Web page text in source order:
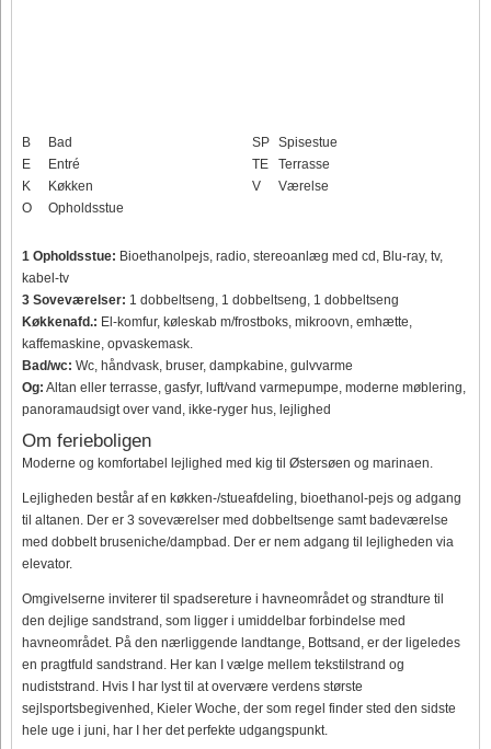
B
Bad
E
Entré
K
Køkken
O
Opholdsstue
SP Spisestue
TE
Terrasse
V
Værelse
1 Opholdsstue: Bioethanolpejs, radio, stereoanlæg med cd, Blu-ray, tv,
kabel-tv
3 Soveværelser: 1 dobbeltseng, 1 dobbeltseng, 1 dobbeltseng
Køkkenafd.: El-komfur, køleskab m/frostboks, mikroovn, emhætte,
kaffemaskine, opvaskemask.
Bad/wc: Wc, håndvask, bruser, dampkabine, gulvvarme
Og: Altan eller terrasse, gasfyr, luft/vand varmepumpe, moderne møblering,
panoramaudsigt over vand, ikke-ryger hus, lejlighed
Om ferieboligen
Moderne og komfortabel lejlighed med kig til Østersøen og marinaen.
Lejligheden består af en køkken-/stueafdeling, bioethanol-pejs og adgang
til altanen. Der er 3 soveværelser med dobbeltsenge samt badeværelse
med dobbelt bruseniche/dampbad. Der er nem adgang til lejligheden via
elevator.
Omgivelserne inviterer til spadsereture i havneområdet og strandture til
den dejlige sandstrand, som ligger i umiddelbar forbindelse med
havneområdet. På den nærliggende landtange, Bottsand, er der ligeledes
en pragtfuld sandstrand. Her kan I vælge mellem tekstilstrand og
nudiststrand. Hvis I har lyst til at overvære verdens største
sejlsportsbegivenhed, Kieler Woche, der som regel finder sted den sidste
hele uge i juni, har I her det perfekte udgangspunkt.